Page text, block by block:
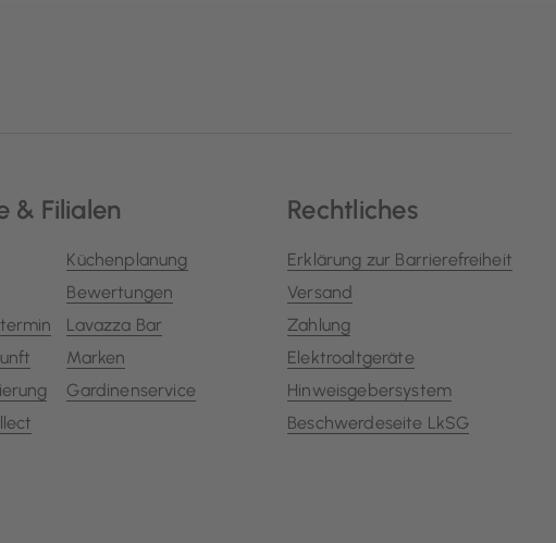
& Filialen
Küchenplanung
Bewertungen
Lavazza Bar
Marken
Gardinenservice
Rechtliches
Erklärung zur Barrierefreiheit
Versand
Zahlung
Elektroaltgeräte
Hinweisgebersystem
Beschwerdeseite LkSG